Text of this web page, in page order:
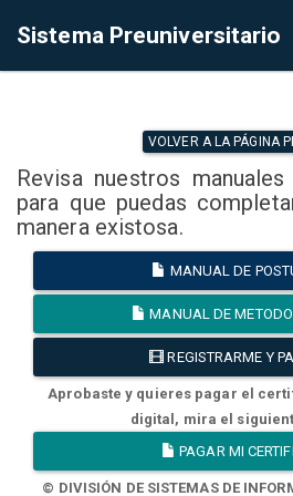
Sistema Preuniversitario
VOLVER A LA PÁGINA
Revisa nuestros
para que puedas
manera existosa.
MANUAL DE
MANUAL DE
REGISTRARME Y
Aprobaste y quieres pagar el
digital, mira el
PAGAR MI
© DIVISIÓN DE SISTEMAS DE